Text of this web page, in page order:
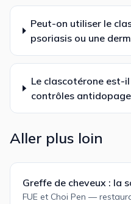
Peut-on utiliser le
psoriasis ou une
Le clascotérone est-
contrôles antidopage
Aller plus loin
Greffe de cheveux : la
FUE et Choi Pen —